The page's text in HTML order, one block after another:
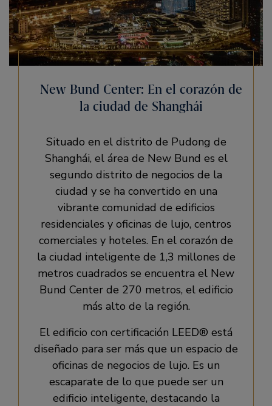
New Bund Center: En el corazón de
la ciudad de Shanghái
Situado en el distrito de Pudong de
Shanghái, el área de New Bund es el
segundo distrito de negocios de la
ciudad y se ha convertido en una
vibrante comunidad de edificios
residenciales y oficinas de lujo, centros
comerciales y hoteles. En el corazón de
la ciudad inteligente de 1,3 millones de
metros cuadrados se encuentra el New
Bund Center de 270 metros, el edificio
más alto de la región.
El edificio con certificación LEED® está
diseñado para ser más que un espacio de
oficinas de negocios de lujo. Es un
escaparate de lo que puede ser un
edificio inteligente, destacando la